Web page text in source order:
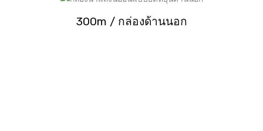
300m / กล่องด้านนอก